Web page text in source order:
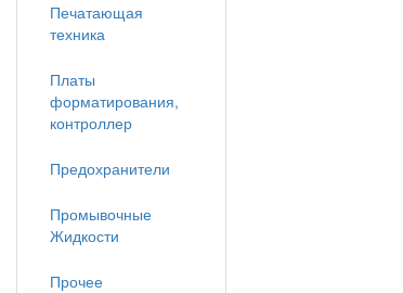
Печатающая
техника
Платы
форматирования,
контроллер
Предохранители
Промывочные
Жидкости
Прочее